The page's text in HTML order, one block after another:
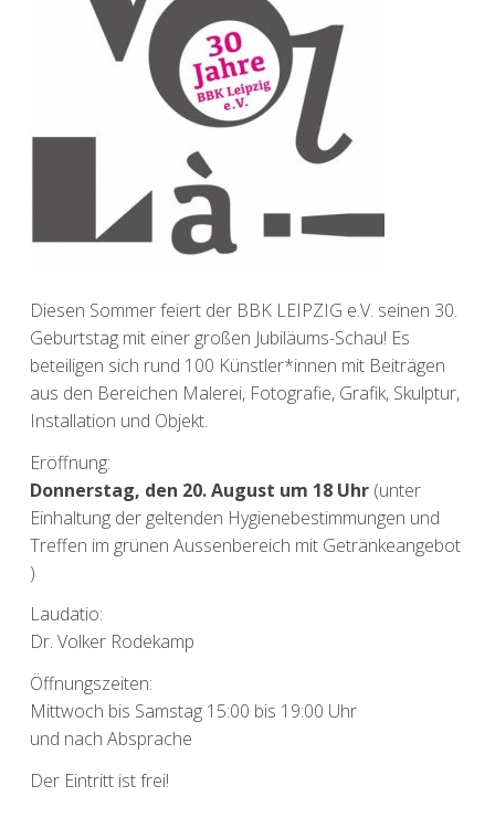
Diesen Sommer feiert der BBK LEIPZIG e.V. seinen 30.
Geburtstag mit einer großen Jubiläums-Schau! Es
beteiligen sich rund 100 Künstler*innen mit Beiträgen
aus den Bereichen Malerei, Fotografie, Grafik, Skulptur,
Installation und Objekt.
Eröffnung:
Donnerstag, den 20. August um 18 Uhr(unter
Einhaltung der geltenden Hygienebestimmungen und
Treffen im grünen Aussenbereich mit Getränkeangebot
)
Laudatio:
Dr. Volker Rodekamp
Öffnungszeiten:
Mittwoch bis Samstag 15:00 bis 19:00 Uhr
und nach Absprache
Der Eintritt ist frei!